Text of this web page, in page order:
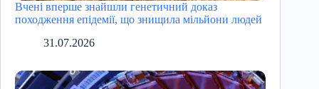
Вчені вперше знайшли генетичний доказ
походження епідемії, що знищила мільйони людей
31.07.2026